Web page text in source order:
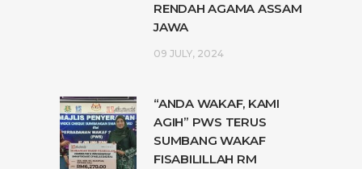
RENDAH AGAMA ASSAM
JAWA
09 JULY, 2024
“ANDA WAKAF, KAMI
AGIH” PWS TERUS
SUMBANG WAKAF
FISABILILLAH RM